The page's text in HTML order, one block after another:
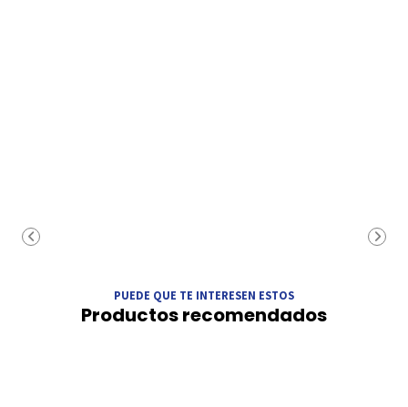
PUEDE QUE TE INTERESEN ESTOS
Productos recomendados